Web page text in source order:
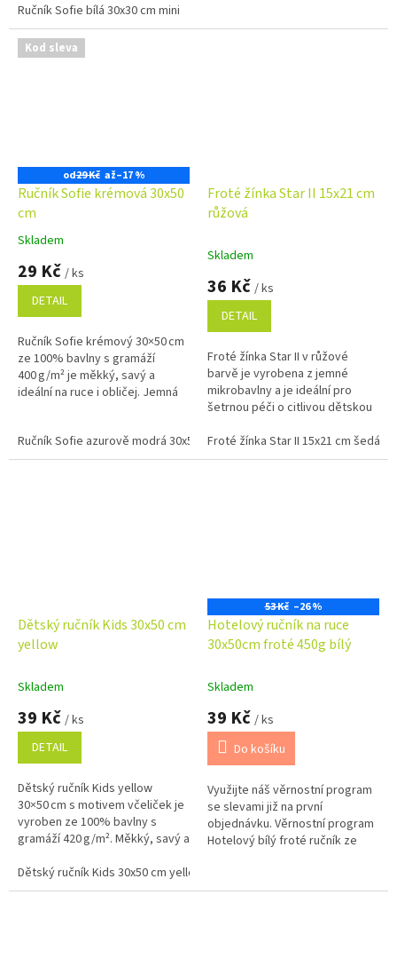
zajišťují univerzální využití doma
i na...
Ručník Sofie bílá 30x30 cm mini
Kod sleva
od29 Kč až–17 %
Ručník Sofie krémová 30x50
cm
Průměrné
hodnocení
produktu
5,0
5
hvězdiček.
Skladem
29 Kč / ks
DETAIL
Ručník Sofie krémový 30×50 cm
ze 100% bavlny s gramáží
400 g/m² je měkký, savý a
ideální na ruce i obličej. Jemná
Ručník Sofie azurově modrá 30x50 cm
Ručník Sofie béžová 30x50 cm
Froté žínka Star II 15x21 cm
růžová
Skladem
36 Kč / ks
DETAIL
Froté žínka Star II v růžové
barvě je vyrobena z jemné
mikrobavlny a je ideální pro
šetrnou péči o citlivou dětskou
vysokou gramáží 450 g/m²...
Froté žínka Star II 15x21 cm šedá
Dětský ručník Kids 30x50 cm
yellow
Skladem
39 Kč / ks
DETAIL
Dětský ručník Kids yellow
30×50 cm s motivem včeliček je
vyroben ze 100% bavlny s
gramáží 420 g/m². Měkký, savý a
každodenní použití doma nebo
ve školce.
Dětský ručník Kids 30x50 cm yellow
53 Kč –26 %
Hotelový ručník na ruce
30x50cm froté 450g bílý
Skladem
39 Kč / ks
Do košíku
Využijte náš věrnostní program
se slevami již na první
objednávku. Věrnostní program
Hotelový bílý froté ručník ze